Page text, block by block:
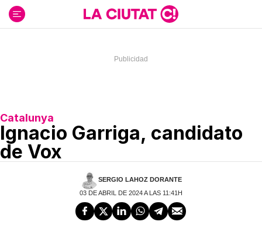
contenido
Catalunya
Ignacio Garriga, candidato
de Vox
SERGIO LAHOZ DORANTE
03 DE ABRIL DE 2024 A LAS 11:41H